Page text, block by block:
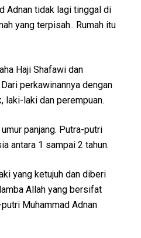
Adnan tidak lagi tinggal di
yang terpisah.. Rumah itu
Haji Shafawi dan
perkawinannya dengan
laki-laki dan perempuan.
panjang. Putra-putri
antara 1 sampai 2 tahun.
yang ketujuh dan diberi
Allah yang bersifat
Muhammad Adnan